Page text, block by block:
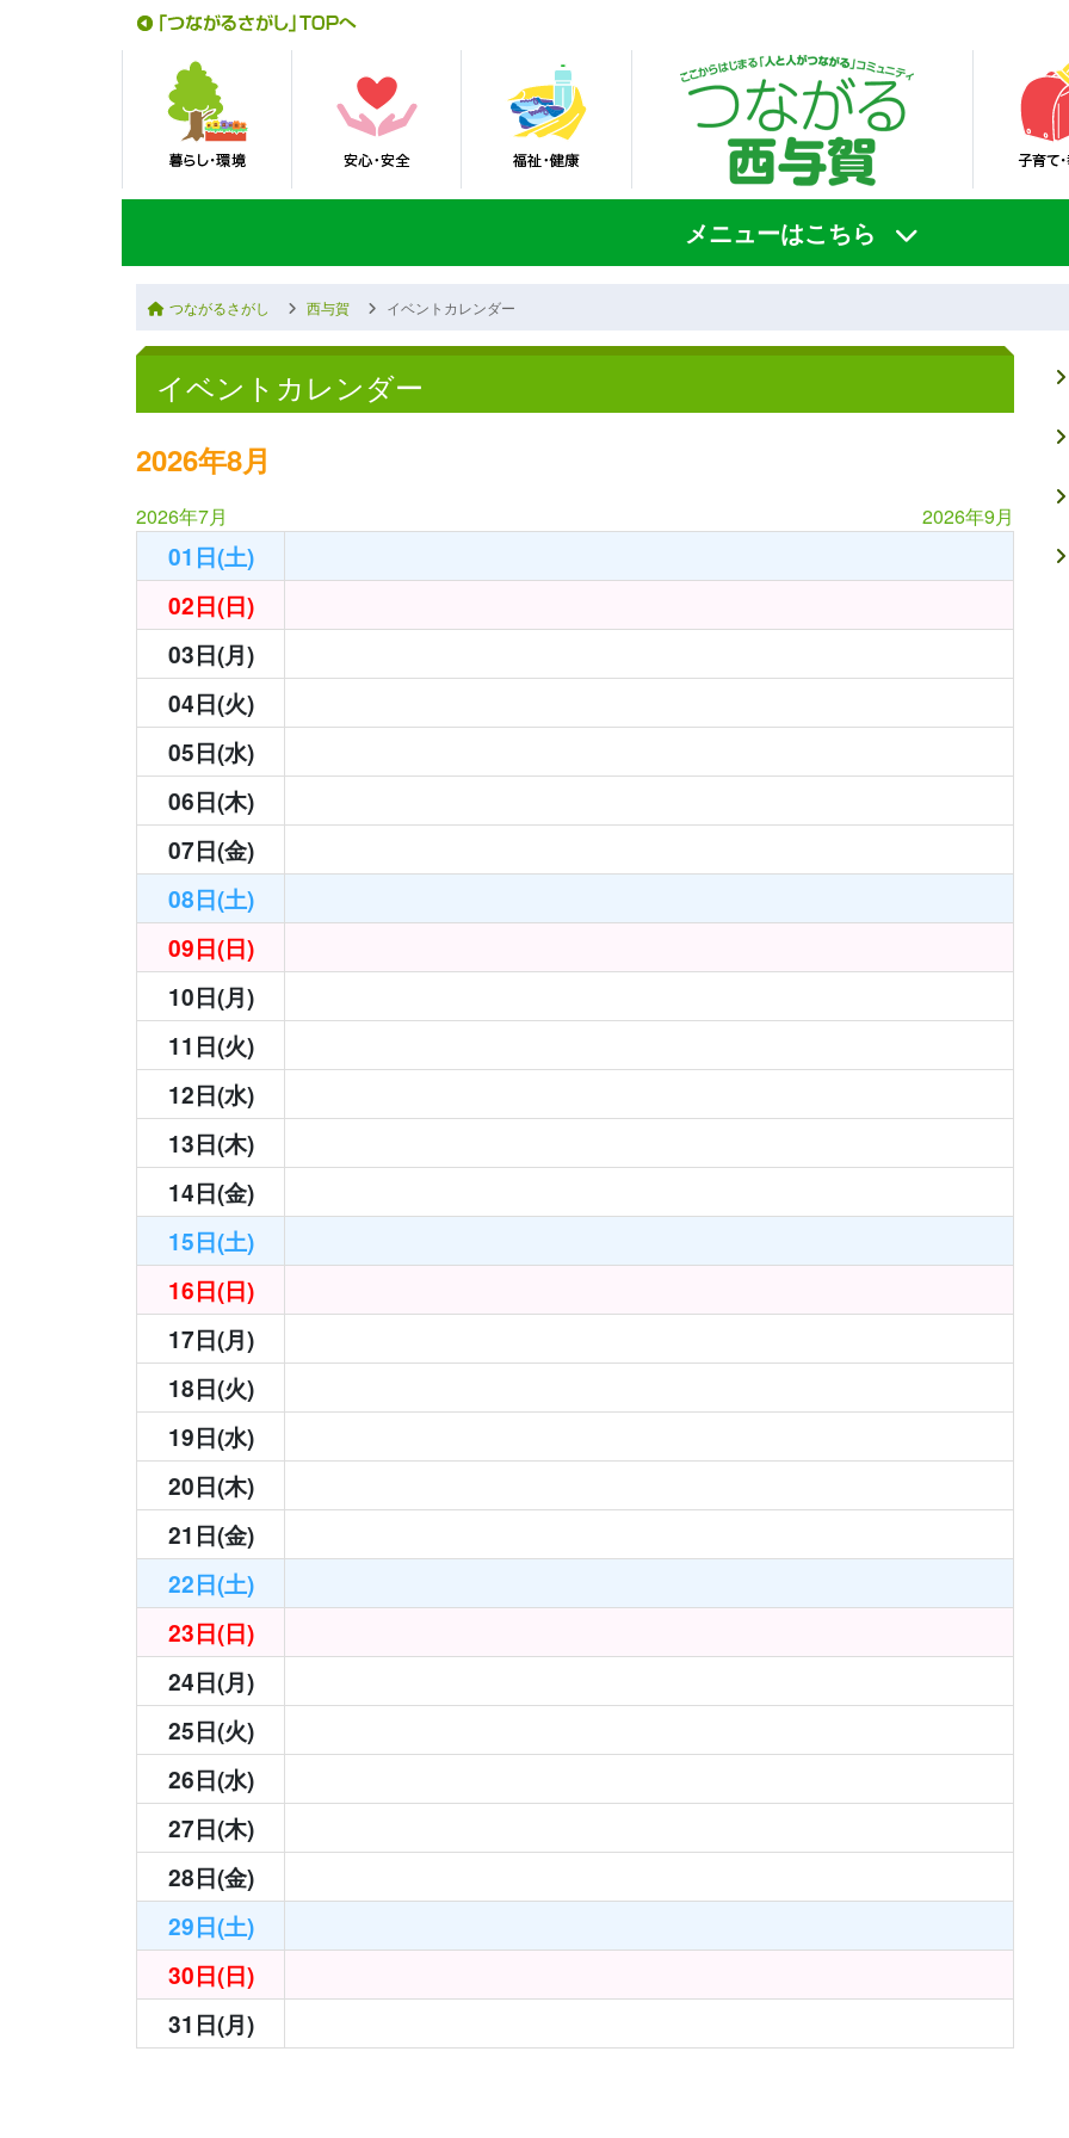
メニューはこちら
つながるさがし 西与賀 イベントカレンダー
イベントカレンダー
2026年8月
2026年7月 2026年9月
01日(土)
02日(日)
03日(月)
04日(火)
05日(水)
06日(木)
07日(金)
08日(土)
09日(日)
10日(月)
11日(火)
12日(水)
13日(木)
14日(金)
15日(土)
16日(日)
17日(月)
18日(火)
19日(水)
20日(木)
21日(金)
22日(土)
23日(日)
24日(月)
25日(火)
26日(水)
27日(木)
28日(金)
29日(土)
30日(日)
31日(月)